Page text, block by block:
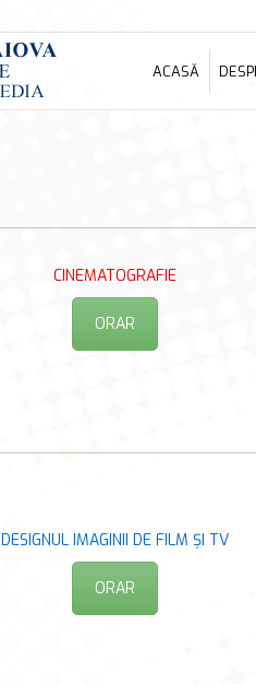
ACASĂ
CINEMATOGRAFIE
ORAR
DESIGNUL IMAGINII DE FILM ȘI TV
ORAR
ACASĂ